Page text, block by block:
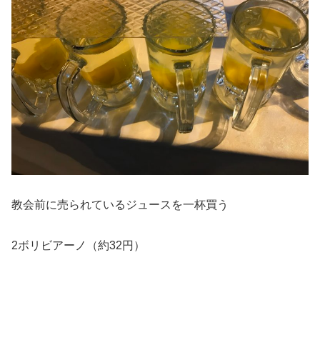
教会前に売られているジュースを一杯買う
2ボリビアーノ（約32円 ）